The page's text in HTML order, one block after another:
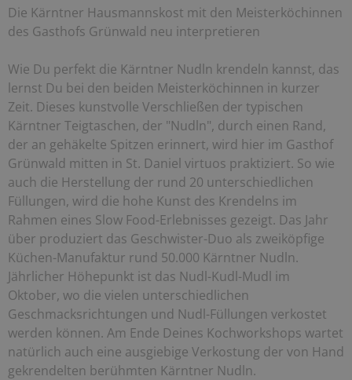
Die Kärntner Hausmannskost mit den Meisterköchinnen
des Gasthofs Grünwald neu interpretieren
Wie Du perfekt die Kärntner Nudln krendeln kannst, das
lernst Du bei den beiden Meisterköchinnen in kurzer
Zeit. Dieses kunstvolle Verschließen der typischen
Kärntner Teigtaschen, der "Nudln", durch einen Rand,
der an gehäkelte Spitzen erinnert, wird hier im Gasthof
Grünwald mitten in St. Daniel virtuos praktiziert. So wie
auch die Herstellung der rund 20 unterschiedlichen
Füllungen, wird die hohe Kunst des Krendelns im
Rahmen eines Slow Food-Erlebnisses gezeigt. Das Jahr
über produziert das Geschwister-Duo als zweiköpfige
Küchen-Manufaktur rund 50.000 Kärntner Nudln.
Jährlicher Höhepunkt ist das Nudl-Kudl-Mudl im
Oktober, wo die vielen unterschiedlichen
Geschmacksrichtungen und Nudl-Füllungen verkostet
werden können. Am Ende Deines Kochworkshops wartet
natürlich auch eine ausgiebige Verkostung der von Hand
gekrendelten berühmten Kärntner Nudln.